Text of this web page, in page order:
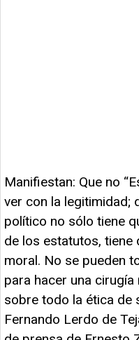
Manifiestan: Que no
ver con la legitimidad;
político no sólo tiene
de los estatutos, tiene
moral. No se pueden
para hacer una
sobre todo la ética de
Fernando Lerdo de